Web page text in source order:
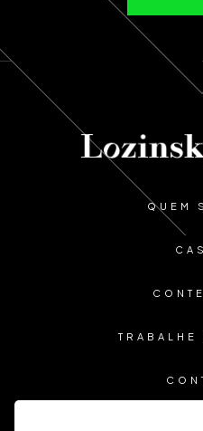
QUEM
TRABALHE